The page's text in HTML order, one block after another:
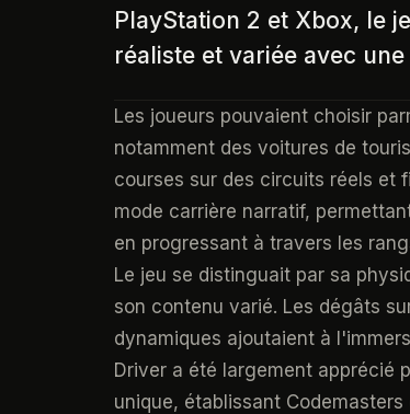
PlayStation 2 et Xbox, le
réaliste et variée avec
Les joueurs pouvaient choisir
notamment des voitures de
courses sur des circuits réels et
mode carrière narratif,
en progressant à travers les
Le jeu se distinguait par sa
son contenu varié. Les dégâts
dynamiques ajoutaient à
Driver a été largement apprécié
unique, établissant